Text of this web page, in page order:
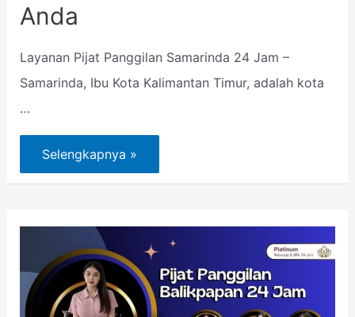
Anda
Layanan Pijat Panggilan Samarinda 24 Jam –
Samarinda, Ibu Kota Kalimantan Timur, adalah kota
…
Selengkapnya »